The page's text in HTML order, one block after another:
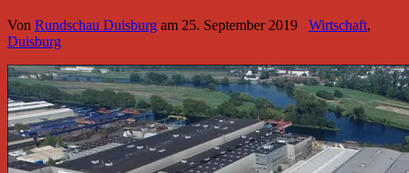
Von Rundschau Duisburg am 25. September 2019 Wirtschaft,
Duisburg